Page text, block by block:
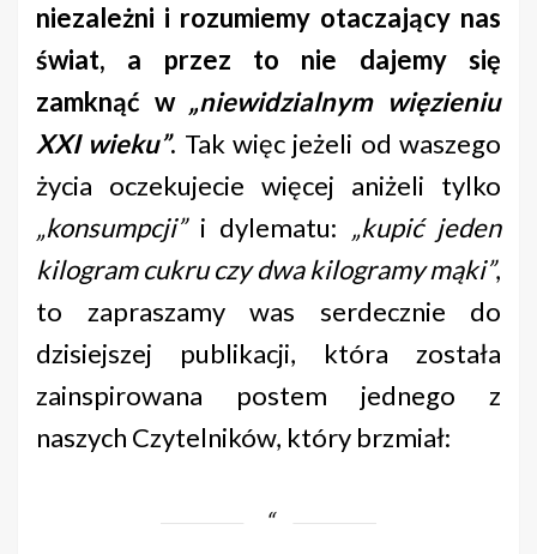
niezależni i rozumiemy otaczający nas
świat, a przez to nie dajemy się
zamknąć w „niewidzialnym więzieniu
XXI wieku”. Tak więc jeżeli od waszego
życia oczekujecie więcej aniżeli tylko
„konsumpcji”i dylematu: „kupić jeden
kilogram cukru czy dwa kilogramy mąki”,
to zapraszamy was serdecznie do
dzisiejszej publikacji, która została
zainspirowana postem jednego z
naszych Czytelników, który brzmiał: